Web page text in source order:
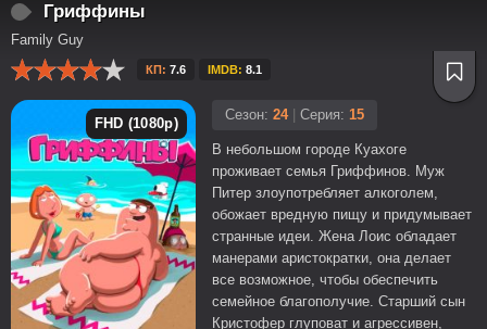
Гриффины
Family Guy
КП: 7.6 IMDB: 8.1
FHD (1080p)
Сезон: 24 Серия: 15
В небольшом городе Куахоге
проживает семья Гриффинов. Муж
Питер злоупотребляет алкоголем,
обожает вредную пищу и придумывает
странные идеи. Жена Лоис обладает
манерами аристократки, она делает
все возможное, чтобы обеспечить
семейное благополучие. Старший сын
Кристофер глуповат и агрессивен,